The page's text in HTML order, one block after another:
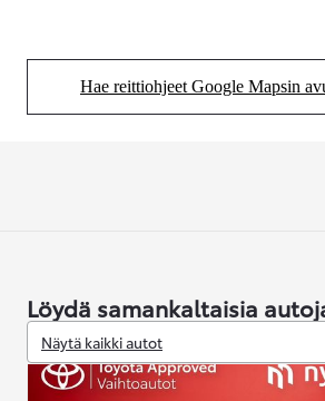
Hae reittiohjeet Google Mapsin
(Aukeaa
Löydä samankaltaisia
Näytä kaikki autot